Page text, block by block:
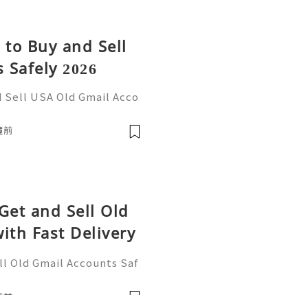
Buy and Sell
2026
USA Old Gmail Acco
☠️☠️➤WhatsApp: +1
前
and Sell Old
Fast Delivery
Old Gmail Accounts Saf
@usabestzone ☠️☠️➤W